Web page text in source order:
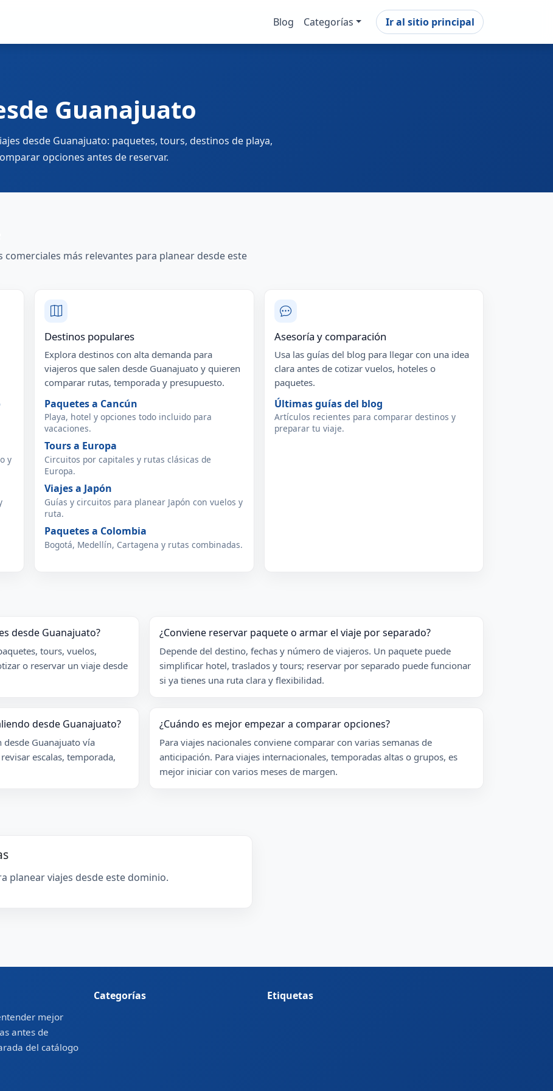
Blog Categorías Ir al sitio principal
Guanajuato
desde Guanajuato: paquetes, tours, destinos de playa,
opciones antes de reservar.
más relevantes para planear desde este
y
Destinos populares
Explora destinos con alta demanda para
viajeros que salen desde Guanajuato y quieren
comparar rutas, temporada y presupuesto.
Paquetes a Cancún
Playa, hotel y opciones todo incluido para
vacaciones.
Tours a Europa
Circuitos por capitales y rutas clásicas de
Europa.
Viajes a Japón
Guías y circuitos para planear Japón con vuelos y
ruta.
Paquetes a Colombia
Bogotá, Medellín, Cartagena y rutas combinadas.
Asesoría y comparación
Usa las guías del blog para llegar con una idea
clara antes de cotizar vuelos, hoteles o
paquetes.
Últimas guías del blog
Artículos recientes para comparar destinos y
preparar tu viaje.
desde Guanajuato?
tours, vuelos,
o reservar un viaje desde
¿Conviene reservar paquete o armar el viaje por separado?
Depende del destino, fechas y número de viajeros. Un paquete puede
simplificar hotel, traslados y tours; reservar por separado puede funcionar
si ya tienes una ruta clara y flexibilidad.
desde Guanajuato?
desde Guanajuato vía
escalas, temporada,
¿Cuándo es mejor empezar a comparar opciones?
Para viajes nacionales conviene comparar con varias semanas de
anticipación. Para viajes internacionales, temporadas altas o grupos, es
mejor iniciar con varios meses de margen.
planear viajes desde este dominio.
mejor
antes de
del catálogo
Categorías Etiquetas